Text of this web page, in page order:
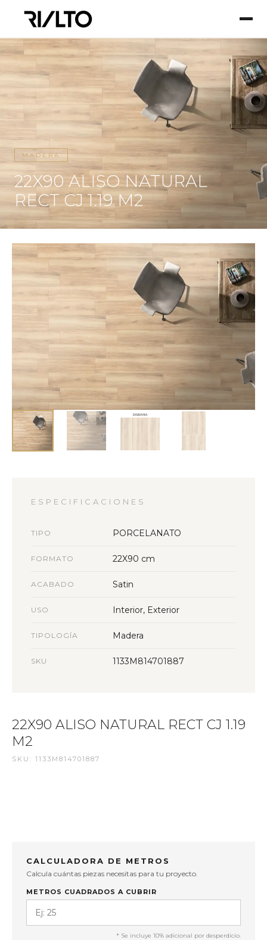
MADERA
22X90 ALISO NATURAL
RECT CJ 1.19 M2
ESPECIFICACIONES
TIPO PORCELANATO
FORMATO 22X90 cm
ACABADO Satin
USO Interior, Exterior
TIPOLOGÍA Madera
SKU 1133M814701887
22X90 ALISO NATURAL RECT CJ 1.19
M2
SKU: 1133M814701887
CALCULADORA DE METROS
Calcula cuántas piezas necesitas para tu proyecto.
METROS CUADRADOS A CUBRIR
* Se incluye 10% adicional por desperdicio.